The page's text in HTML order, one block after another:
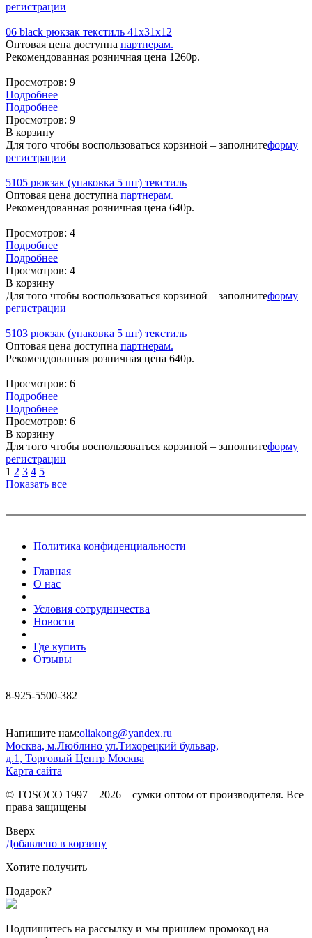
регистрации
06 black рюкзак текстиль 41х31х12
Оптовая цена доступна партнерам.
Рекомендованная розничная цена 1260р.
Просмотров: 9
Подробнее
Подробнее
Просмотров: 9
В корзину
Для того чтобы воспользоваться корзиной – заполнитеформу
регистрации
5105 рюкзак (упаковка 5 шт) текстиль
Оптовая цена доступна партнерам.
Рекомендованная розничная цена 640р.
Просмотров: 4
Подробнее
Подробнее
Просмотров: 4
В корзину
Для того чтобы воспользоваться корзиной – заполнитеформу
регистрации
5103 рюкзак (упаковка 5 шт) текстиль
Оптовая цена доступна партнерам.
Рекомендованная розничная цена 640р.
Просмотров: 6
Подробнее
Подробнее
Просмотров: 6
В корзину
Для того чтобы воспользоваться корзиной – заполнитеформу
регистрации
1 2 3 4 5
Показать все
Политика конфиденциальности
Главная
О нас
Условия сотрудничества
Новости
Где купить
Отзывы
8-925-5500-382
Напишите нам:oliakong@yandex.ru
Москва, м.Люблино ул.Тихорецкий бульвар,
д.1, Торговый Центр Москва
Карта сайта
© TOSOCO 1997—2026 – сумки оптом от производителя. Все
права защищены
Вверх
Добавлено в корзину
Хотите получить
Подарок?
Подпишитесь на рассылку и мы пришлем промокод на